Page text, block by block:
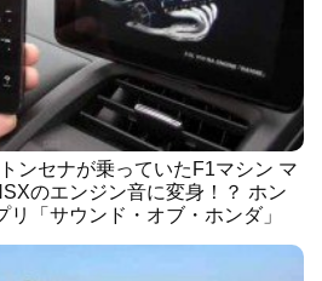
ンセナが乗っていたF1マシン マ
のエンジン音に変身！？ ホン
「サウンド・オブ・ホンダ」